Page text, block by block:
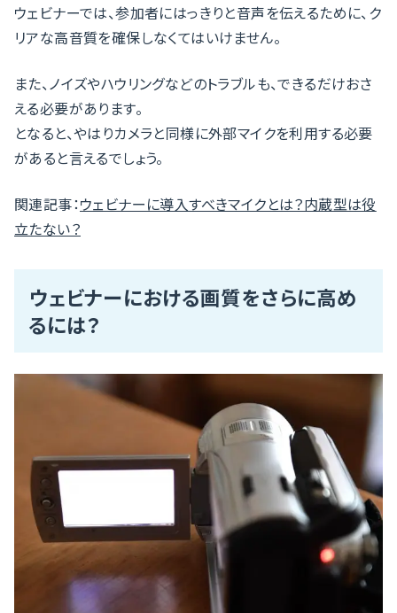
ウェビナーでは、参加者にはっきりと音声を伝えるために、ク
リアな高音質を確保しなくてはいけません。
また、ノイズやハウリングなどのトラブルも、できるだけおさ
える必要があります。
となると、やはりカメラと同様に外部マイクを利用する必要
があると言えるでしょう。
関連記事：ウェビナーに導入すべきマイクとは？内蔵型は役
立たない？
ウェビナーにおける画質をさらに高め
るには？